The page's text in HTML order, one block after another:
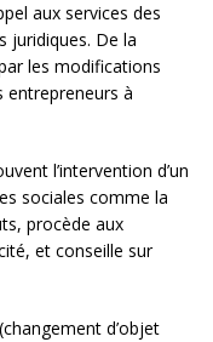
aux services des
juridiques. De la
les modifications
entrepreneurs à
l’intervention d’un
sociales comme la
procède aux
et conseille sur
(changement d’objet